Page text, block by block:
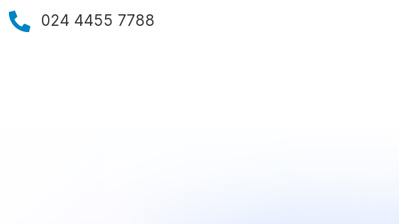
024 4455 7788